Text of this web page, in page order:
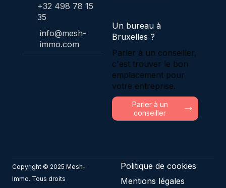
+32 498 78 15
35
info@mesh-
immo.com
Un bureau à
Bruxelles ?
Parler à un conseiller,
c'est trouver le bon
emplacement pour
votre entreprise.
Parler à un
conseiller
Copyright © 2025 Mesh-
Immo. Tous droits
Politique de cookies
Mentions légales